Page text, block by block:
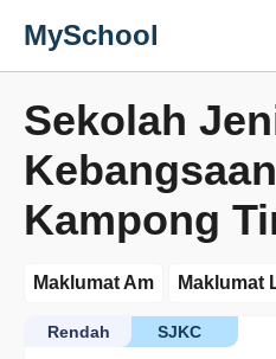
MySchool
Sekolah
Kampong
Maklumat Am Maklumat
SJKC
Rendah